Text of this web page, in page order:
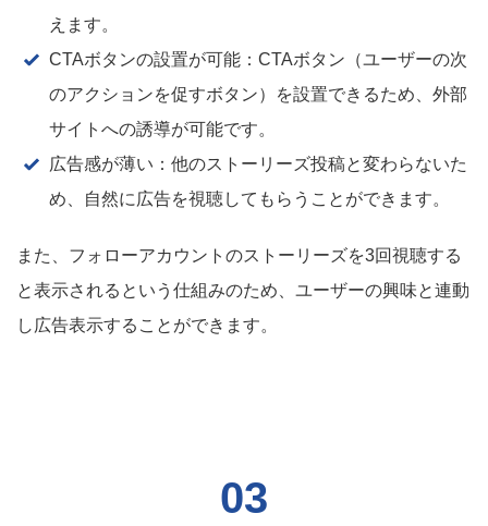
えます。
CTAボタンの設置が可能：CTAボタン（ユーザーの次
のアクションを促すボタン）を設置できるため、外部
サイトへの誘導が可能です。
広告感が薄い：他のストーリーズ投稿と変わらないた
め、自然に広告を視聴してもらうことができます。
また、フォローアカウントのストーリーズを3回視聴する
と表示されるという仕組みのため、ユーザーの興味と連動
し広告表示することができます。